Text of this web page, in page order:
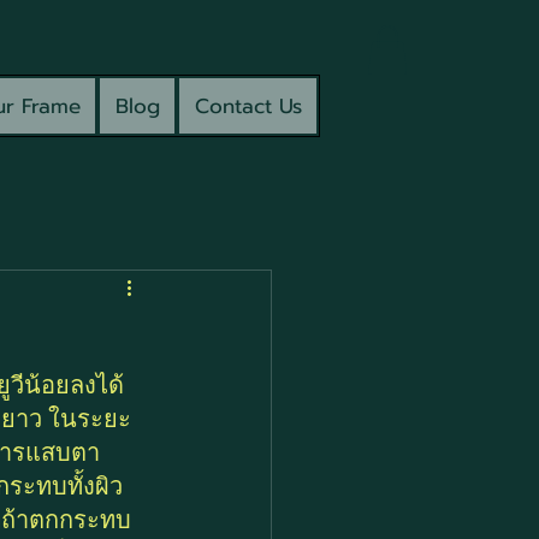
Frame Blog Contact Us
วีน้อยลงได้
าว ในระยะ
รแสบตา
ระทบทั้งผิว
าตกกระทบ